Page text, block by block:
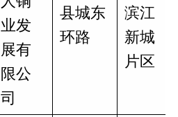
业发
展有
限公
司
县城东
环路
滨江
新城
片区